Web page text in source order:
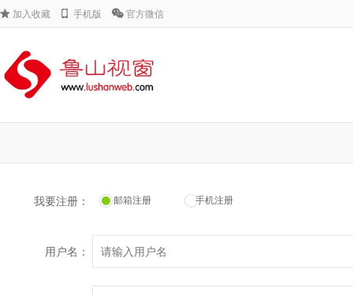
加入收藏 手机版 官方微信
我要注册： 邮箱注册 手机注册
用户名：